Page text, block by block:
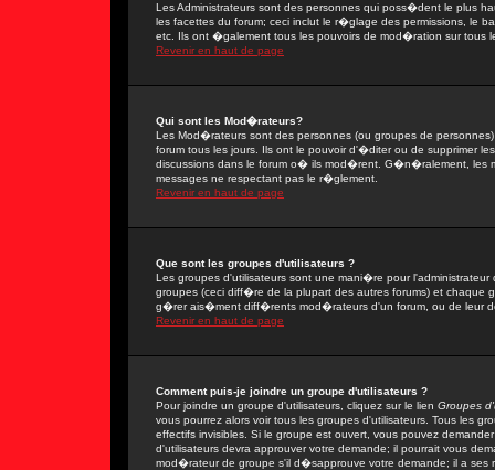
Les Administrateurs sont des personnes qui poss�dent le plus
les facettes du forum; ceci inclut le r�glage des permissions, le
etc. Ils ont �galement tous les pouvoirs de mod�ration sur tous
Revenir en haut de page
Qui sont les Mod�rateurs?
Les Mod�rateurs sont des personnes (ou groupes de
forum tous les jours. Ils ont le pouvoir d'�diter ou de supprimer
discussions dans le forum o� ils mod�rent. G�n�ralement,
messages ne respectant pas le r�glement.
Revenir en haut de page
Que sont les groupes d'utilisateurs ?
Les groupes d'utilisateurs sont une mani�re pour
groupes (ceci diff�re de la plupart des autres forums) et
g�rer ais�ment diff�rents mod�rateurs d'un forum, ou de leur
Revenir en haut de page
Comment puis-je joindre un groupe d'utilisateurs ?
Pour joindre un groupe d'utilisateurs, cliquez sur le lien Groupes
vous pourrez alors voir tous les groupes d'utilisateurs. Tous les
effectifs invisibles. Si le groupe est ouvert, vous pouvez
d'utilisateurs devra approuver votre demande; il pourrait vous
mod�rateur de groupe s'il d�sapprouve votre demande; il a ses